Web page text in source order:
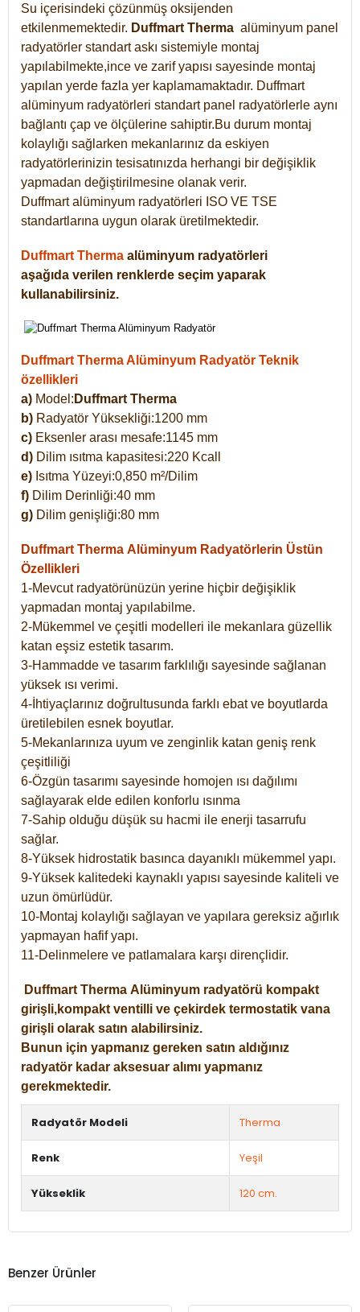
Su içerisindeki çözünmüş oksijenden
etkilenmemektedir. Duffmart Therma alüminyum panel
radyatörler standart askı sistemiyle montaj
yapılabilmekte,ince ve zarif yapısı sayesinde montaj
yapılan yerde fazla yer kaplamamaktadır. Duffmart
alüminyum radyatörleri standart panel radyatörlerle aynı
bağlantı çap ve ölçülerine sahiptir.Bu durum montaj
kolaylığı sağlarken mekanlarınız da eskiyen
radyatörlerinizin tesisatınızda herhangi bir değişiklik
yapmadan değiştirilmesine olanak verir.
Duffmart alüminyum radyatörleri ISO VE TSE
standartlarına uygun olarak üretilmektedir.
Duffmart Therma alüminyum radyatörleri
aşağıda verilen renklerde seçim yaparak
kullanabilirsiniz.
Duffmart Therma Alüminyum Radyatör Teknik
özellikleri
a) Model: Duffmart Therma
b) Radyatör Yüksekliği:1200 mm
c) Eksenler arası mesafe:1145 mm
d) Dilim ısıtma kapasitesi:220 Kcall
e) Isıtma Yüzeyi:0,850 m²/Dilim
f) Dilim Derinliği:40 mm
g) Dilim genişliği:80 mm
Duffmart Therma Alüminyum Radyatörlerin Üstün
Özellikleri
1-Mevcut radyatörünüzün yerine hiçbir değişiklik
yapmadan montaj yapılabilme.
2-Mükemmel ve çeşitli modelleri ile mekanlara güzellik
katan eşsiz estetik tasarım.
3-Hammadde ve tasarım farklılığı sayesinde sağlanan
yüksek ısı verimi.
4-İhtiyaçlarınız doğrultusunda farklı ebat ve boyutlarda
üretilebilen esnek boyutlar.
5-Mekanlarınıza uyum ve zenginlik katan geniş renk
çeşitliliği
6-Özgün tasarımı sayesinde homojen ısı dağılımı
sağlayarak elde edilen konforlu ısınma
7-Sahip olduğu düşük su hacmi ile enerji tasarrufu
sağlar.
8-Yüksek hidrostatik basınca dayanıklı mükemmel yapı.
9-Yüksek kalitedeki kaynaklı yapısı sayesinde kaliteli ve
uzun ömürlüdür.
10-Montaj kolaylığı sağlayan ve yapılara gereksiz ağırlık
yapmayan hafif yapı.
11-Delinmelere ve patlamalara karşı dirençlidir.
Duffmart Therma Alüminyum radyatörü kompakt
girişli,kompakt ventilli ve çekirdek termostatik vana
girişli olarak satın alabilirsiniz.
Bunun için yapmanız gereken satın aldığınız
radyatör kadar aksesuar alımı yapmanız
gerekmektedir.
Radyatör Modeli Therma
Renk Yeşil
Yükseklik 120 cm.
Benzer Ürünler